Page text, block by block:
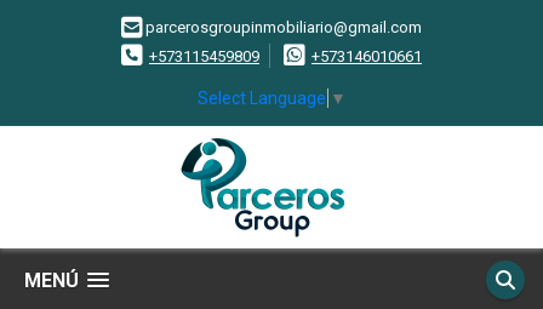
parcerosgroupinmobiliario@gmail.com
+573115459809
+573146010661
Select Language ▼
MENÚ